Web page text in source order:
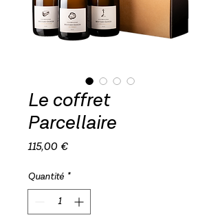
Le coffret
Parcellaire
115,00 €Prix
Quantité *